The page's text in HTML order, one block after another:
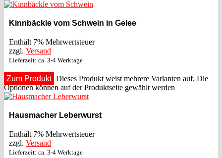
Kinnbäckle vom Schwein in Gelee
Enthält 7% Mehrwertsteuer
zzgl. Versand
Lieferzeit: ca. 3-4 Werktage
Zum Produkt Dieses Produkt weist mehrere Varianten auf. Die
Optionen können auf der Produktseite gewählt werden
Hausmacher Leberwurst
Enthält 7% Mehrwertsteuer
zzgl. Versand
Lieferzeit: ca. 3-4 Werktage